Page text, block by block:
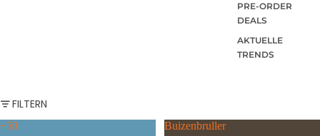
PRE-ORDER
DEALS
AKTUELLE
TRENDS
FILTERN
+50 Buizenbruller